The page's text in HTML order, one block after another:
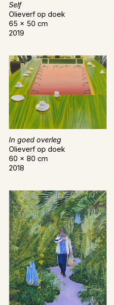
Self
Olieverf op doek
65 x 50 cm
2019
In goed overleg
Olieverf op doek
60 x 80 cm
2018